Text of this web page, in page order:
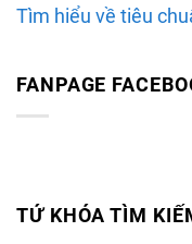
Tìm hiểu về tiêu
FANPAGE
TỨ KHÓA TÌM